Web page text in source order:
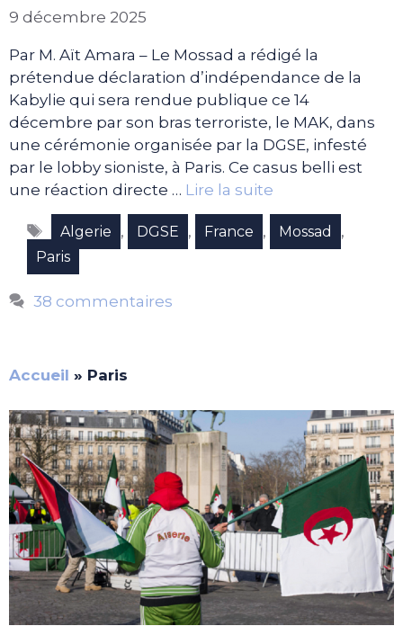
9 décembre 2025
Par M. Aït Amara – Le Mossad a rédigé la
prétendue déclaration d’indépendance de la
Kabylie qui sera rendue publique ce 14
décembre par son bras terroriste, le MAK, dans
une cérémonie organisée par la DGSE, infesté
par le lobby sioniste, à Paris. Ce casus belli est
une réaction directe … Lire la suite
Étiquettes
Algerie , DGSE , France , Mossad ,
Paris
38 commentaires
Accueil » Paris